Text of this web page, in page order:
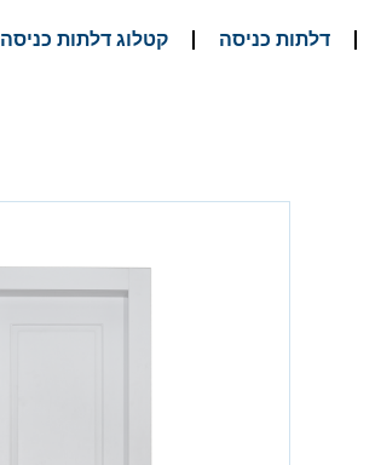
דלתות כניסה קטלוג דלתות כניסה